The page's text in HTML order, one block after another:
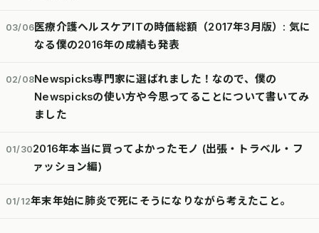
03/06医療介護ヘルスケアITの時価総額（2017年3月版）: 気に
なる僕の2016年の成績も発表
02/08Newspicks専門家に選ばれました！なので、僕の
Newspicksの使い方や今思ってることについて書いてみ
ました
01/302016年本当に買ってよかったモノ (出張・トラベル・フ
ァッション編)
01/12年末年始に肺炎で死にそうになりながら考えたこと。